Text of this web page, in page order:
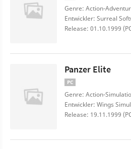
Genre: Action-
Entwickler: Surreal
Release: 01.10.1999
Panzer Elite
PC
Genre: Action-
Entwickler: Wings
Release: 19.11.1999